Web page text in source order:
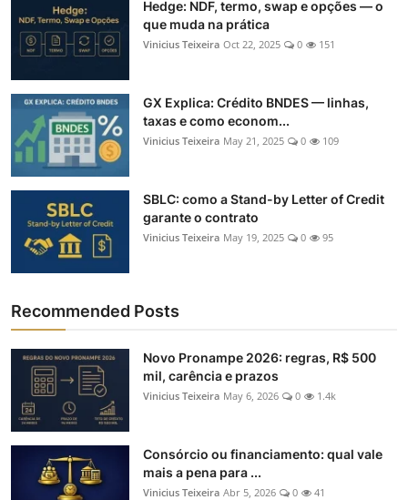
Hedge: NDF, termo, swap e opções — o
que muda na prática
Vinicius Teixeira Oct 22, 2025 0 151
GX Explica: Crédito BNDES — linhas,
taxas e como econom...
Vinicius Teixeira May 21, 2025 0 109
SBLC: como a Stand-by Letter of Credit
garante o contrato
Vinicius Teixeira May 19, 2025 0 95
Recommended Posts
Novo Pronampe 2026: regras, R$ 500
mil, carência e prazos
Vinicius Teixeira May 6, 2026 0 1.4k
Consórcio ou financiamento: qual vale
mais a pena para ...
Vinicius Teixeira Abr 5, 2026 0 41